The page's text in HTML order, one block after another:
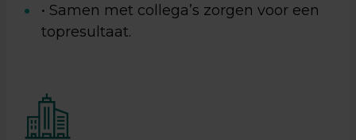
• Samen met collega’s zorgen voor een
topresultaat.